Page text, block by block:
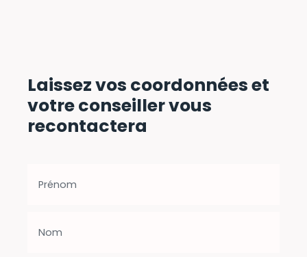
Laissez vos coordonnéeset
votre conseiller vous
recontactera
Prénom
Nom